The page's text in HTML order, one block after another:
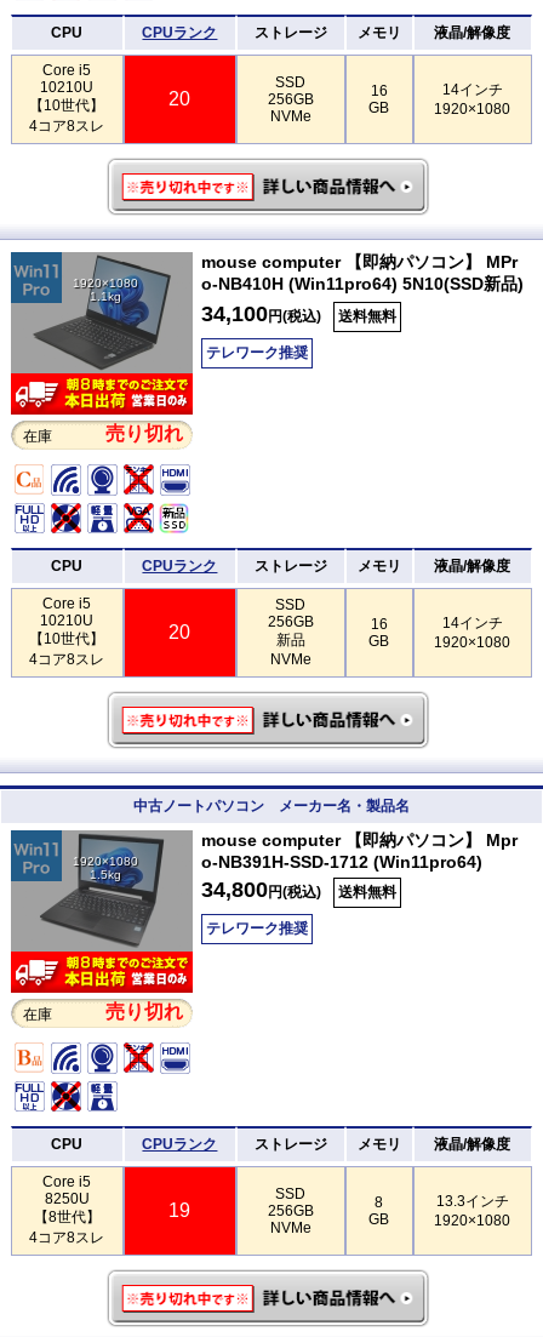
CPU CPUランク ストレージ メモリ 液晶/解像度
Core i5
10210U
【10世代】
4コア8スレ
20
SSD
256GB
NVMe
16
GB
14インチ
1920×1080
1920×1080
1.1kg
在庫 売り切れ
mouse computer 【即納パソコン】 MPr
o-NB410H (Win11pro64) 5N10(SSD新品)
34,100円(税込) 送料無料
テレワーク推奨
CPU CPUランク ストレージ メモリ 液晶/解像度
Core i5
10210U
【10世代】
4コア8スレ
20
SSD
256GB
新品
NVMe
16
GB
14インチ
1920×1080
中古ノートパソコン メーカー名・製品名
1920×1080
1.5kg
在庫 売り切れ
mouse computer 【即納パソコン】 Mpr
o-NB391H-SSD-1712 (Win11pro64)
34,800円(税込) 送料無料
テレワーク推奨
CPU CPUランク ストレージ メモリ 液晶/解像度
Core i5
8250U
【8世代】
4コア8スレ
19
SSD
256GB
NVMe
8
GB
13.3インチ
1920×1080